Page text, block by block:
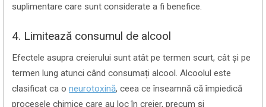
suplimentare care sunt considerate a fi benefice.
4. Limitează consumul de alcool
Efectele asupra creierului sunt atât pe termen scurt, cât și pe
termen lung atunci când consumați alcool. Alcoolul este
clasificat ca oneurotoxină, ceea ce înseamnă că împiedică
procesele chimice care au loc în creier, precum și